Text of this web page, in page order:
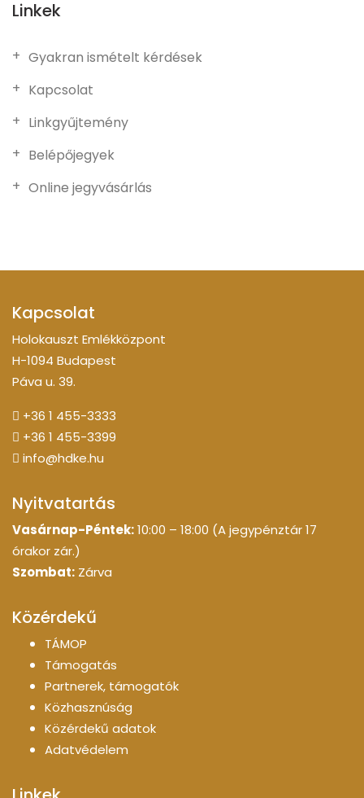
Linkek
Gyakran ismételt kérdések
Kapcsolat
Linkgyűjtemény
Belépőjegyek
Online jegyvásárlás
Kapcsolat
Holokauszt Emlékközpont
H-1094 Budapest
Páva u. 39.
+36 1 455-3333
+36 1 455-3399
info@hdke.hu
Nyitvatartás
Vasárnap-Péntek:10:00 – 18:00 (A jegypénztár 17
órakor zár.)
Szombat: Zárva
Közérdekű
TÁMOP
Támogatás
Partnerek, támogatók
Közhasznúság
Közérdekű adatok
Adatvédelem